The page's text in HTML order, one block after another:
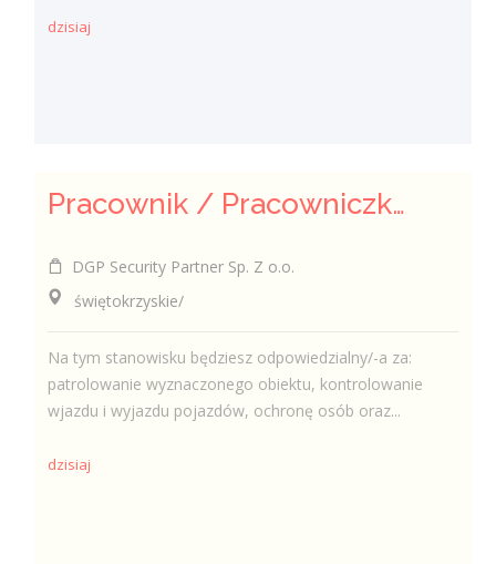
dzisiaj
Pracownik / Pracowniczka Ochrony z Pozwoleniem na Broń
DGP Security Partner Sp. Z o.o.
świętokrzyskie/
Na tym stanowisku będziesz odpowiedzialny/-a za:
patrolowanie wyznaczonego obiektu, kontrolowanie
wjazdu i wyjazdu pojazdów, ochronę osób oraz...
dzisiaj